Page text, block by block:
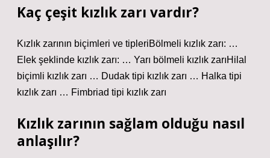
Kaç çeşit kızlık zarı vardır?
Kızlık zarının biçimleri ve tipleriBölmeli kızlık zarı: …
Elek şeklinde kızlık zarı: … Yarı bölmeli kızlık zarıHilal
biçimli kızlık zarı … Dudak tipi kızlık zarı … Halka tipi
kızlık zarı … Fimbriad tipi kızlık zarı
Kızlık zarının sağlam olduğu nasıl
anlaşılır?